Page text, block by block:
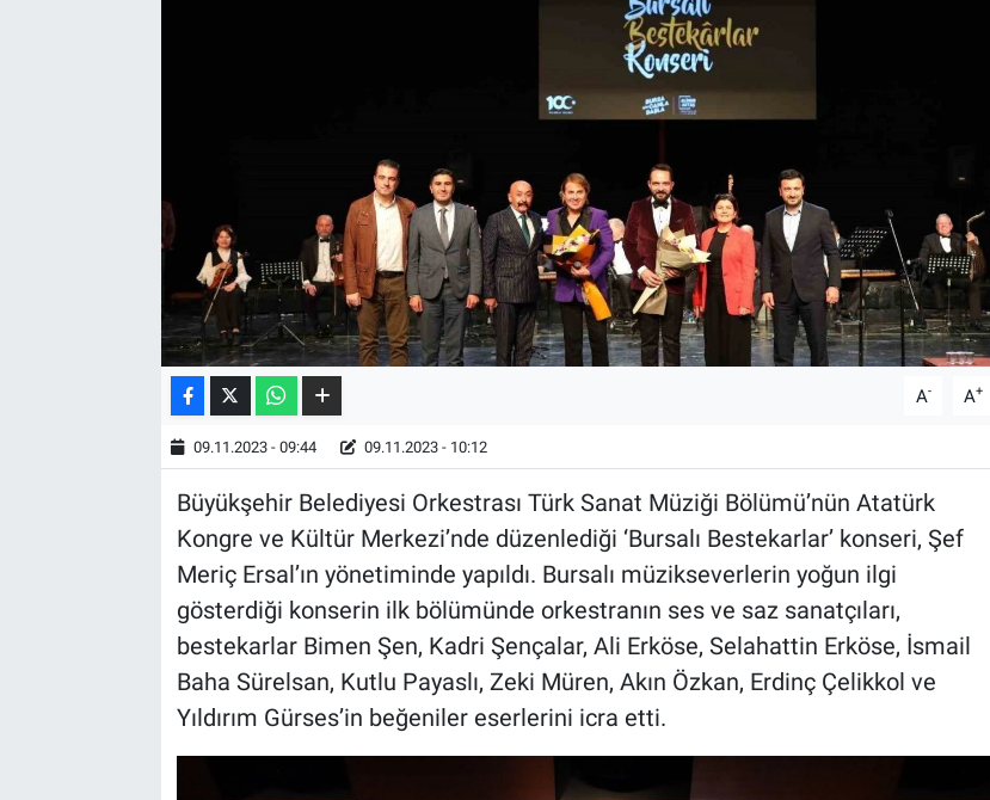
A- A+
09.11.2023 - 09:44 09.11.2023 - 10:12
Büyükşehir Belediyesi Orkestrası Türk Sanat Müziği Bölümü’nün Atatürk
Kongre ve Kültür Merkezi’nde düzenlediği ‘Bursalı Bestekarlar’ konseri, Şef
Meriç Ersal’ın yönetiminde yapıldı. Bursalı müzikseverlerin yoğun ilgi
gösterdiği konserin ilk bölümünde orkestranın ses ve saz sanatçıları,
bestekarlar Bimen Şen, Kadri Şençalar, Ali Erköse, Selahattin Erköse, İsmail
Baha Sürelsan, Kutlu Payaslı, Zeki Müren, Akın Özkan, Erdinç Çelikkol ve
Yıldırım Gürses’in beğeniler eserlerini icra etti.